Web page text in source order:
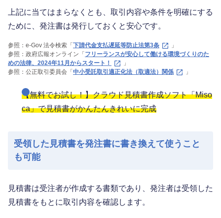
上記に当てはまらなくとも、取引内容や条件を明確にする
ために、発注書は発行しておくと安心です。
参照：e-Gov 法令検索「 下請代金支払遅延等防止法第3条
」
参照：政府広報オンライン「 フリーランスが安心して働ける環境づくりのた
めの法律、2024年11月からスタート！
」
参照：公正取引委員会「 中小受託取引適正化法（取適法）関係 」
【無料でお試し！】クラウド見積書作成ソフト「Miso
ca」で見積書がかんたんきれいに完成
受領した見積書を発注書に書き換えて使うこと
も可能
見積書は受注者が作成する書類であり、発注者は受領した
見積書をもとに取引内容を確認します。